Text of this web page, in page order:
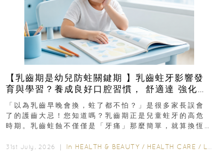
【乳齒期是幼兒防蛀關鍵期 】乳齒蛀牙影響發
育與學習？養成良好口腔習慣， 舒適達 強化琺
瑯質 兒童牙膏防護指南
「以為乳齒早晚會換，蛀了都不怕？」是很多家長誤會
了的護齒大忌！您知道嗎？乳齒期正是兒童蛀牙的高危
時期。乳齒蛀蝕不僅僅是「牙痛」那麼簡單，就算換恆
31st July, 2026 ｜ In HEALTH & BEAUTY / HEALTH CARE / LIFESTYLE